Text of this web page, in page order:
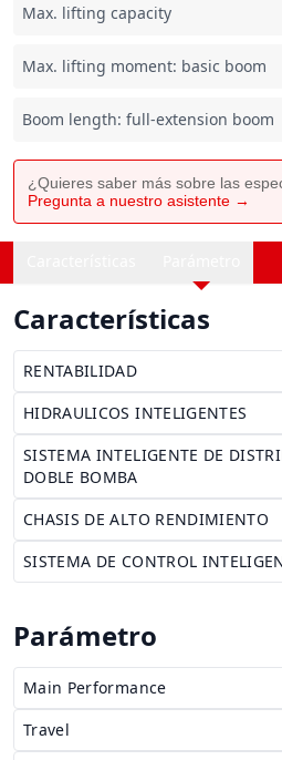
Max. lifting capacity
Max. lifting moment: basic boom
Boom length: full-extension boom
¿Quieres saber más sobre las
Pregunta a nuestro asistente →
Características
RENTABILIDAD
HIDRAULICOS INTELIGENTES
SISTEMA INTELIGENTE DE
DOBLE BOMBA
CHASIS DE ALTO RENDIMIENTO
SISTEMA DE CONTROL
Parámetro
Main Performance
Travel